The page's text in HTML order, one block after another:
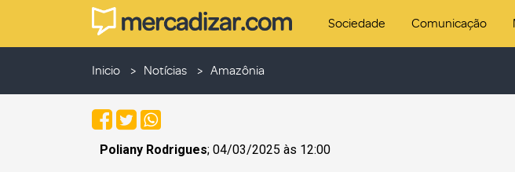
Sociedade Comunicação
Inicio Notícias Amazônia
Poliany Rodrigues; 04/03/2025 às 12:00